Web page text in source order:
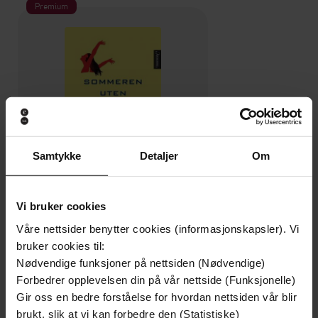
Samtykke Detaljer Om
Vi bruker cookies
Våre nettsider benytter cookies (informasjonskapsler). Vi
bruker cookies til:
Nødvendige funksjoner på nettsiden (Nødvendige)
Forbedrer opplevelsen din på vår nettside (Funksjonelle)
Gir oss en bedre forståelse for hvordan nettsiden vår blir
brukt, slik at vi kan forbedre den (Statistiske)
Premium
Sommeren uten menn
Siri Hustvedt
EBOK